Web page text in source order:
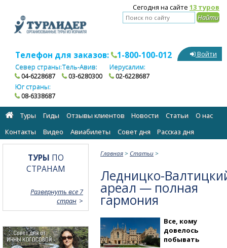
Сегодня на сайте 13 туров
Телефон для заказов: 1-800-100-012
Север страны:
04-6228687
Тель-Авив:
03-6280300
Иерусалим:
02-6228687
Юг страны:
08-6338687
Войти
Туры Гиды Отзывы клиентов Новости Статьи
О нас
Контакты
Видео Авиабилеты Cовет дня Рассказ дня
Главная > Статьи >
Ледницко-
ареал — полная
гармония
Все, кому
довелось
побывать
ТУРЫ ПО
СТРАНАМ
Развернуть все 7
стран